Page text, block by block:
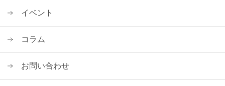
イベント
コラム
お問い合わせ